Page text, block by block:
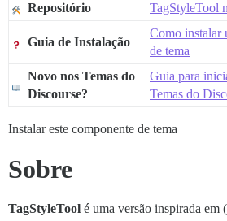
Repositório
TagStyleTool
Guia de Instalação
Como instalar
de tema
Novo nos Temas do
Discourse?
Guia para
Temas do
Instalar este componente de tema
Sobre
TagStyleTool é uma versão inspirada em